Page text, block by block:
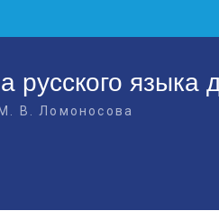
русского языка
В. Ломоносова